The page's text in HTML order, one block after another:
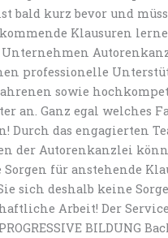
bald kurz bevor und
Klausuren
Unternehmen
professionelle
sowie
an. Ganz egal welches
Durch das engagierten
der Autorenkanzlei
Sorgen für anstehende
sich deshalb keine
Arbeit! Der
BILDUNG